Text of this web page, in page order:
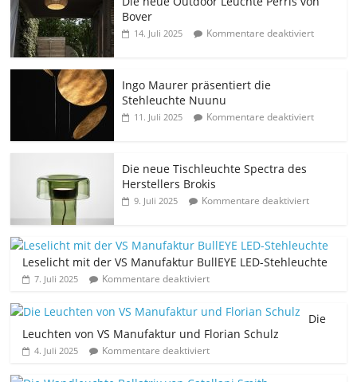
Bover
14. Juli 2025 Kommentare deaktiviert
Ingo Maurer präsentiert die
Stehleuchte Nuunu
11. Juli 2025 Kommentare deaktiviert
Die neue Tischleuchte Spectra des
Herstellers Brokis
9. Juli 2025 Kommentare deaktiviert
Leselicht mit der VS Manufaktur BullEYE LED-Stehleuchte
7. Juli 2025 Kommentare deaktiviert
Die
Leuchten von VS Manufaktur und Florian Schulz
4. Juli 2025 Kommentare deaktiviert